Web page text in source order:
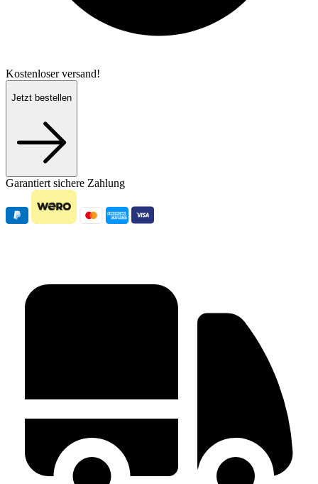
Kostenloser versand!
Jetzt bestellen
Garantiert sichere Zahlung